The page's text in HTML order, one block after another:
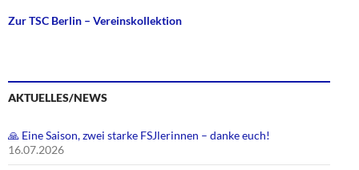
Zur TSC Berlin – Vereinskollektion
AKTUELLES/NEWS
🙏 Eine Saison, zwei starke FSJlerinnen – danke euch!
16.07.2026